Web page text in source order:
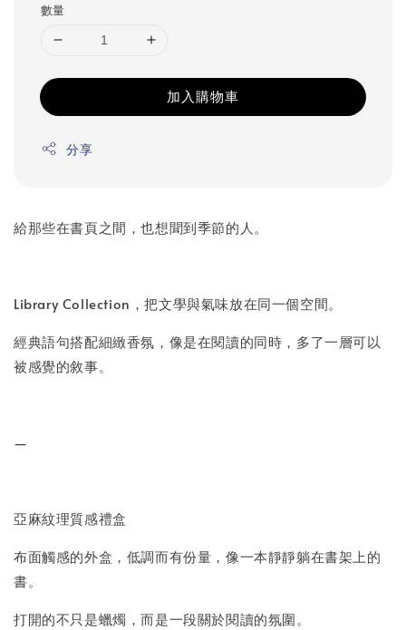
數量
加入購物車
分享
給那些在書頁之間，也想聞到季節的人。
Library Collection，把文學與氣味放在同一個空間。
經典語句搭配細緻香氛，像是在閱讀的同時，多了一層可以
被感覺的敘事。
—
亞麻紋理質感禮盒
布面觸感的外盒，低調而有份量，像一本靜靜躺在書架上的
書。
打開的不只是蠟燭，而是一段關於閱讀的氛圍。